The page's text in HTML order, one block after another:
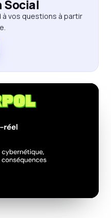
Social
vos questions à partir